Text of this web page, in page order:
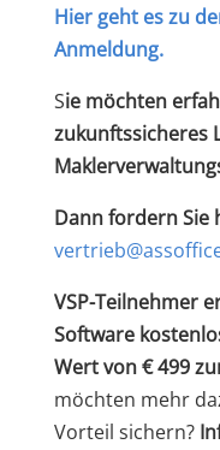
Hier geht es zu
Anmeldung.
Sie möchten
zukunftssicheres
Dann fordern Sie
VSP-Teilnehmer
Software
Wert von € 499
möchten mehr
Vorteil sichern?